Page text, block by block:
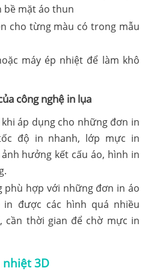
bề mặt áo thun
cho từng màu có trong mẫu
máy ép nhiệt để làm khô
công nghệ in lụa
áp dụng cho những đơn in
độ in nhanh, lớp mực in
hưởng kết cấu áo, hình in
phù hợp với những đơn in áo
được các hình quá nhiều
cần thời gian để chờ mực in
nhiệt 3D